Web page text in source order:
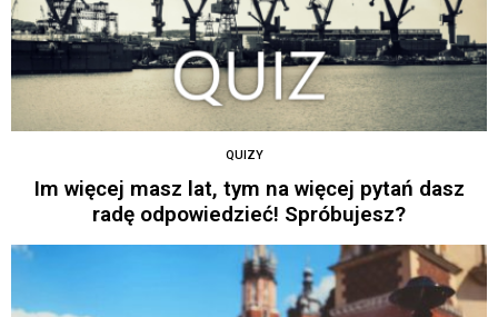
QUIZY
Im więcej masz lat, tym na więcej pytań dasz
radę odpowiedzieć! Spróbujesz?